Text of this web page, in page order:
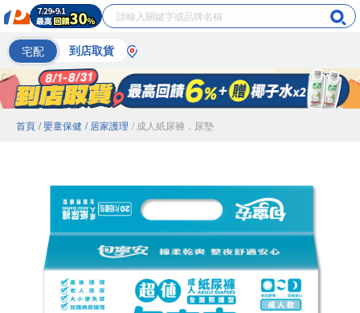
宅配 到店取貨
首頁 / 嬰童保健 / 居家護理 / 成人紙尿褲．尿墊